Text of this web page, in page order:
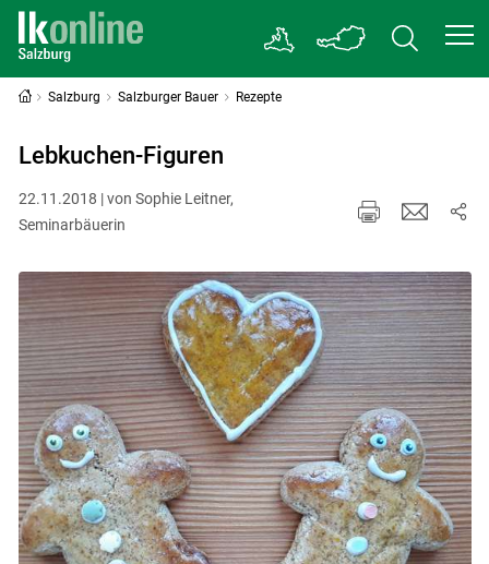
Salzburg Salzburger Bauer Rezepte
Lebkuchen-Figuren
22.11.2018 | von Sophie Leitner,
Seminarbäuerin